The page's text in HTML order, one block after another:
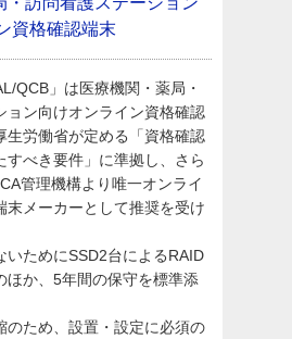
資格確認端末
QCB」は医療機関・薬局・
ョン向けオンライン資格確認
生労働省が定める「資格確認
すべき要件」に準拠し、さら
管理機構より唯一オンライ
末メーカーとして推奨を受け
いためにSSD2台によるRAID
ほか、5年間の保守を標準添
のため、設置・設定に必須の